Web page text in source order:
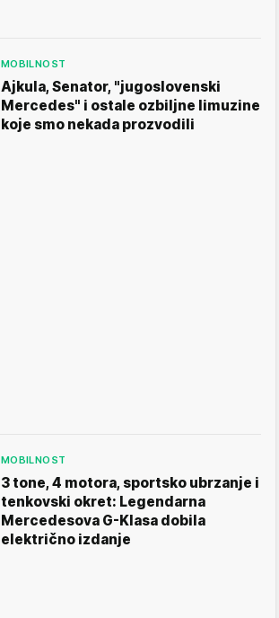
MOBILNOST
Ajkula, Senator, "jugoslovenski
Mercedes" i ostale ozbiljne limuzine
koje smo nekada prozvodili
MOBILNOST
3 tone, 4 motora, sportsko ubrzanje i
tenkovski okret: Legendarna
Mercedesova G-Klasa dobila
električno izdanje